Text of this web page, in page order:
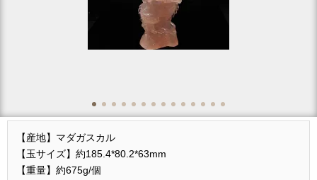
【産地】マダガスカル
【玉サイズ】約185.4*80.2*63mm
【重量】約675g/個